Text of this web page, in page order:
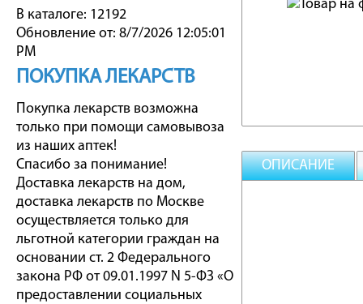
В каталоге: 12192
Обновление от: 8/7/2026 12:05:01
PM
ПОКУПКА ЛЕКАРСТВ
Покупка лекарств возможна
только при помощи самовывоза
из наших аптек!
Спасибо за понимание!
Доставка лекарств на дом,
доставка лекарств по Москве
осуществляется только для
льготной категории граждан на
основании ст. 2 Федерального
закона РФ от 09.01.1997 N 5-ФЗ «О
предоставлении социальных
ОПИСАНИЕ